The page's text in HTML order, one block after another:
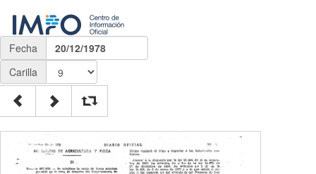
Fecha
20/12/1978
Carilla